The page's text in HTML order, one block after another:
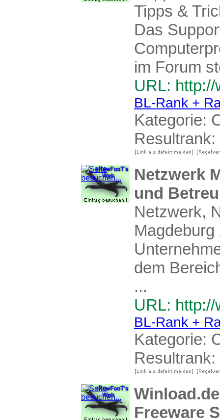
Tipps &
Das
im Forum
URL:
BL-Rank +
Kategorie:
Resultrank:
Netzwerk
und
Netzwerk,
dem
...
URL:
BL-Rank +
Kategorie:
Resultrank:
Freeware